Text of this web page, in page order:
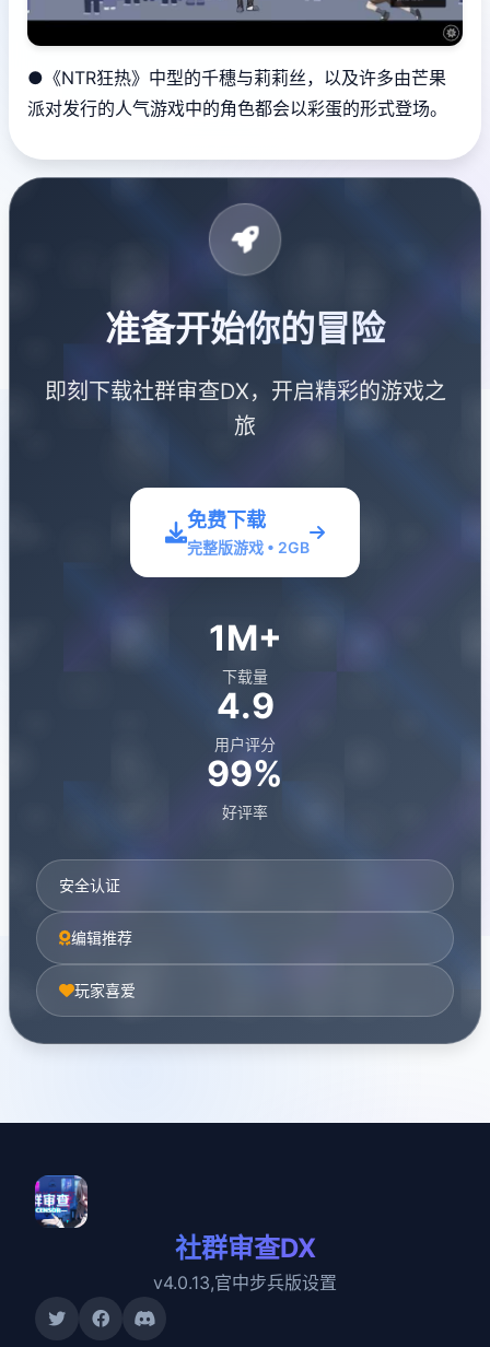
●《NTR狂热》中型的千穗与莉莉丝，以及许多由芒果
派对发行的人气游戏中的角色都会以彩蛋的形式登场。
准备开始你的冒险
即刻下载社群审查DX，开启精彩的游戏之
旅
免费下载
完整版游戏 • 2GB
1M+
下载量
4.9
用户评分
99%
好评率
安全认证
编辑推荐
玩家喜爱
社群审查DX
v4.0.13,官中步兵版设置